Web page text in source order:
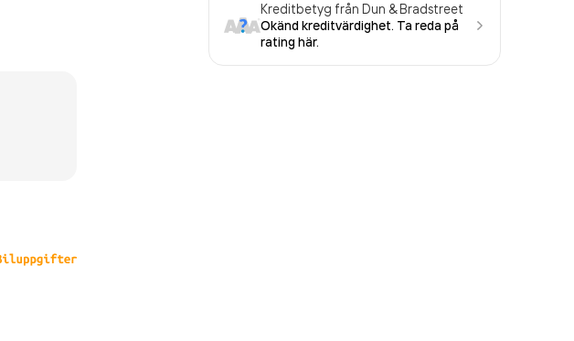
Kreditbetyg från Dun & Bradstreet
Okänd kreditvärdighet. Ta reda på
rating här.